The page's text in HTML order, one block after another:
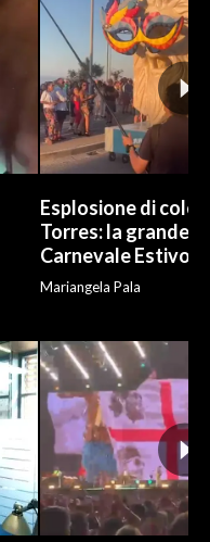
Esplosione di
Torres: la grande
Carnevale Estivo
Mariangela Pala